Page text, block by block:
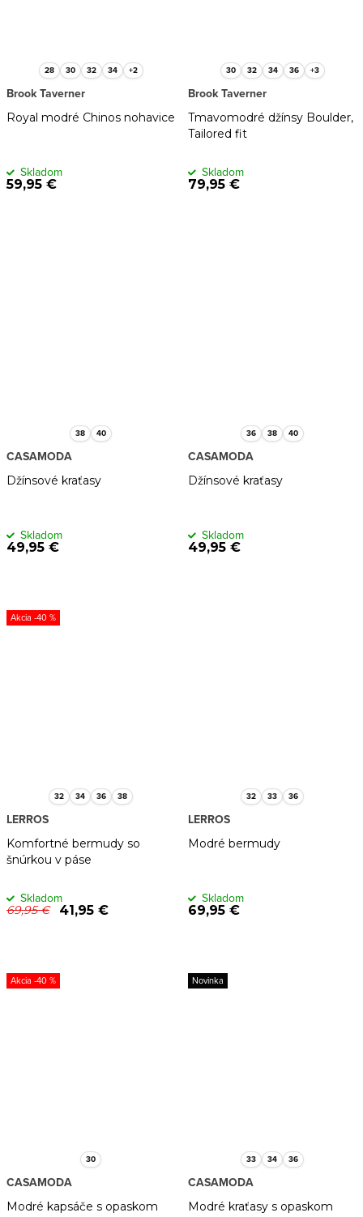
28 30 32 34 +2
Royal modré Chinos nohavice
Brook Taverner
59,95 €
Skladom
30 32 34 36 +3
Tmavomodré džínsy Boulder,
Tailored fit
Brook Taverner
79,95 €
Skladom
38 40
Džínsové kraťasy
CASAMODA
49,95 €
Skladom
36 38 40
Džínsové kraťasy
CASAMODA
49,95 €
Skladom
-40 %
32 34 36 38
Komfortné bermudy so
šnúrkou v páse
LERROS
69,95 € 41,95 €
Skladom
32 33 36
Modré bermudy
LERROS
69,95 €
Skladom
-40 %
30
Modré kapsáče s opaskom
CASAMODA
Novinka
33 34 36
Modré kraťasy s opaskom
CASAMODA